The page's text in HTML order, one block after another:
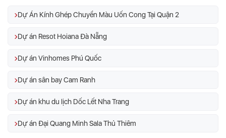
Dự Án Kính Ghép Chuyển Màu Uốn Cong Tại Quận 2
Dự án Resot Hoiana Đà Nẵng
Dự án Vinhomes Phú Quốc
Dự án sân bay Cam Ranh
Dự án khu du lịch Dốc Lết Nha Trang
Dự án Đại Quang Minh Sala Thủ Thiêm